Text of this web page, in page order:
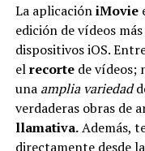
La aplicacióniMovie
edición de vídeos más
dispositivos iOS.
elrecortede vídeos;
una amplia variedad
verdaderas obras de
llamativa.Además,
directamente desde